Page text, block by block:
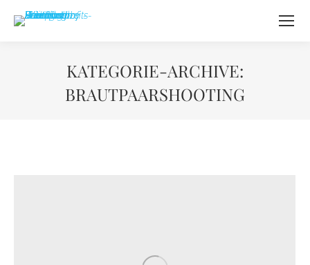
KATEGORIE-ARCHIVE:
BRAUTPAARSHOOTING